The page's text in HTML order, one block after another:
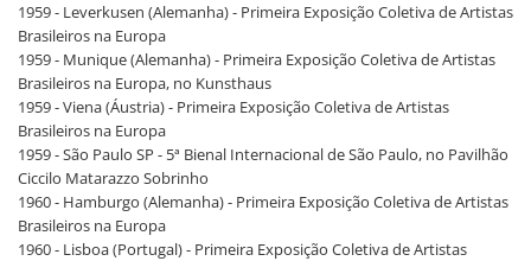
1959 - Leverkusen (Alemanha) - Primeira Exposição Coletiva de Artistas
Brasileiros na Europa
1959 - Munique (Alemanha) - Primeira Exposição Coletiva de Artistas
Brasileiros na Europa, no Kunsthaus
1959 - Viena (Áustria) - Primeira Exposição Coletiva de Artistas
Brasileiros na Europa
1959 - São Paulo SP - 5ª Bienal Internacional de São Paulo, no Pavilhão
Ciccilo Matarazzo Sobrinho
1960 - Hamburgo (Alemanha) - Primeira Exposição Coletiva de Artistas
Brasileiros na Europa
1960 - Lisboa (Portugal) - Primeira Exposição Coletiva de Artistas